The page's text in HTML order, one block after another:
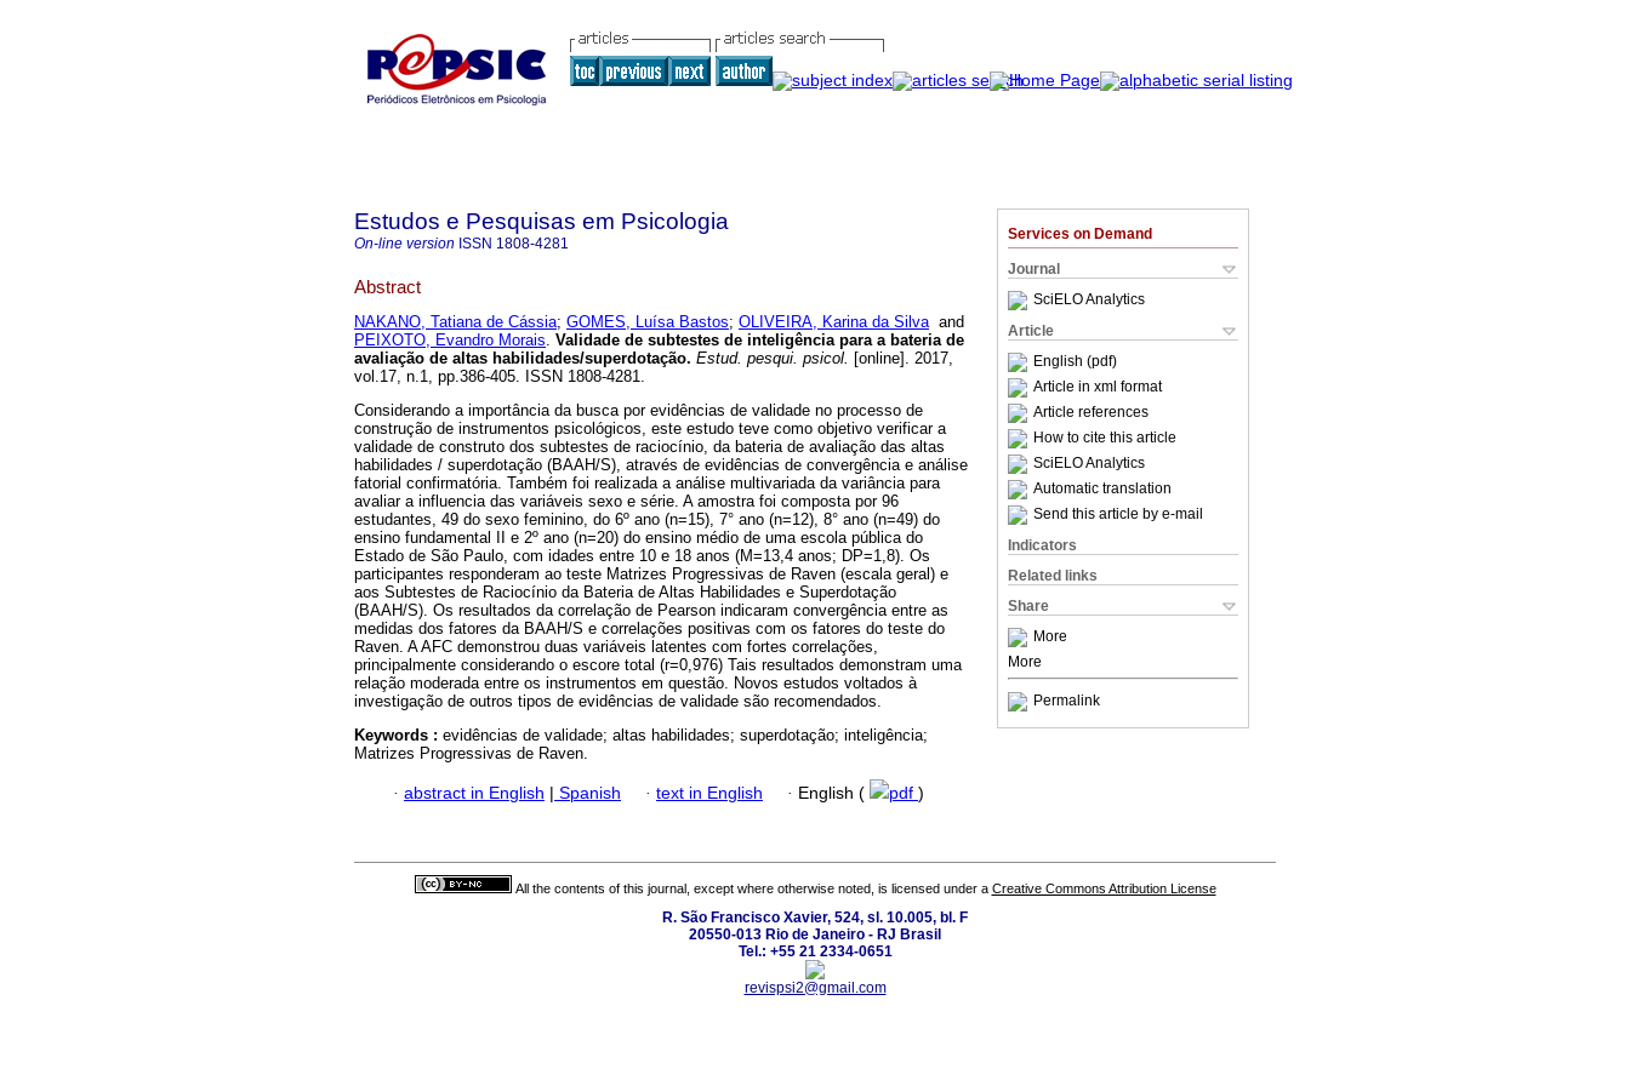
Services on Demand
Journal
SciELO Analytics
Article
English (pdf)
Article in xml format
Article references
How to cite this article
SciELO Analytics
Automatic translation
Send this article by e-mail
Indicators
Related links
Share
More
More
Permalink
Estudos e Pesquisas em Psicologia
On-line version ISSN 1808-4281
Abstract
NAKANO, Tatiana de Cássia; GOMES, Luísa Bastos; OLIVEIRA, Karina da Silvaand
PEIXOTO, Evandro Morais. Validade de subtestes de inteligência para a bateria de
avaliação de altas habilidades/superdotação. Estud. pesqui. psicol. [online]. 2017,
vol.17, n.1, pp.386-405. ISSN 1808-4281.
Considerando a importância da busca por evidências de validade no processo de
construção de instrumentos psicológicos, este estudo teve como objetivo verificar a
validade de construto dos subtestes de raciocínio, da bateria de avaliação das altas
habilidades / superdotação (BAAH/S), através de evidências de convergência e análise
fatorial confirmatória. Também foi realizada a análise multivariada da variância para
avaliar a influencia das variáveis sexo e série. A amostra foi composta por 96
estudantes, 49 do sexo feminino, do 6º ano (n=15), 7° ano (n=12), 8° ano (n=49) do
ensino fundamental II e 2º ano (n=20) do ensino médio de uma escola pública do
Estado de São Paulo, com idades entre 10 e 18 anos (M=13,4 anos; DP=1,8). Os
participantes responderam ao teste Matrizes Progressivas de Raven (escala geral) e
aos Subtestes de Raciocínio da Bateria de Altas Habilidades e Superdotação
(BAAH/S). Os resultados da correlação de Pearson indicaram convergência entre as
medidas dos fatores da BAAH/S e correlações positivas com os fatores do teste do
Raven. A AFC demonstrou duas variáveis latentes com fortes correlações,
principalmente considerando o escore total (r=0,976) Tais resultados demonstram uma
relação moderada entre os instrumentos em questão. Novos estudos voltados à
investigação de outros tipos de evidências de validade são recomendados.
Keywords : evidências de validade; altas habilidades; superdotação; inteligência;
Matrizes Progressivas de Raven.
· abstract in English | Spanish · text in English · English ( pdf )
All the contents of this journal, except where otherwise noted, is licensed under a Creative Commons Attribution License
R. São Francisco Xavier, 524, sl. 10.005, bl. F
20550-013 Rio de Janeiro - RJ Brasil
Tel.: +55 21 2334-0651
revispsi2@gmail.com